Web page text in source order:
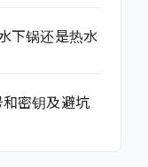
下锅还是热水
密钥及避坑